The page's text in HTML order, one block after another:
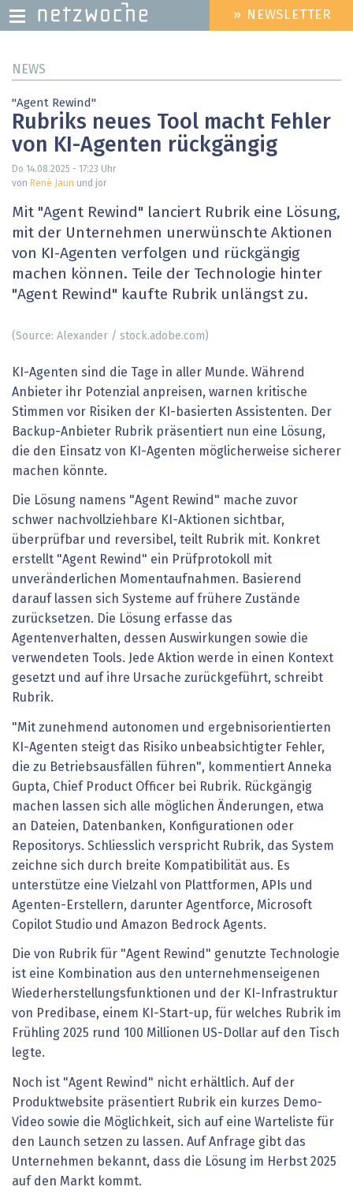
zum
HEADER
MENU
» NEWSLETTER
NEWS
"Agent Rewind"
Rubriks neues Tool macht Fehler
von KI-Agenten rückgängig
Do 14.08.2025 - 17:23 Uhr
von René Jaun und jor
Mit "Agent Rewind" lanciert Rubrik eine Lösung,
mit der Unternehmen unerwünschte Aktionen
von KI-Agenten verfolgen und rückgängig
machen können. Teile der Technologie hinter
"Agent Rewind" kaufte Rubrik unlängst zu.
(Source: Alexander / stock.adobe.com)
KI-Agenten sind die Tage in aller Munde. Während
Anbieter ihr Potenzial anpreisen, warnen kritische
Stimmen vor Risiken der KI-basierten Assistenten. Der
Backup-Anbieter Rubrik präsentiert nun eine Lösung,
die den Einsatz von KI-Agenten möglicherweise sicherer
machen könnte.
Die Lösung namens "Agent Rewind" mache zuvor
schwer nachvollziehbare KI-Aktionen sichtbar,
überprüfbar und reversibel, teilt Rubrik mit. Konkret
erstellt "Agent Rewind" ein Prüfprotokoll mit
unveränderlichen Momentaufnahmen. Basierend
darauf lassen sich Systeme auf frühere Zustände
zurücksetzen. Die Lösung erfasse das
Agentenverhalten, dessen Auswirkungen sowie die
verwendeten Tools. Jede Aktion werde in einen Kontext
gesetzt und auf ihre Ursache zurückgeführt, schreibt
Rubrik.
"Mit zunehmend autonomen und ergebnisorientierten
KI-Agenten steigt das Risiko unbeabsichtigter Fehler,
die zu Betriebsausfällen führen", kommentiert Anneka
Gupta, Chief Product Officer bei Rubrik. Rückgängig
machen lassen sich alle möglichen Änderungen, etwa
an Dateien, Datenbanken, Konfigurationen oder
Repositorys. Schliesslich verspricht Rubrik, das System
zeichne sich durch breite Kompatibilität aus. Es
unterstütze eine Vielzahl von Plattformen, APIs und
Agenten-Erstellern, darunter Agentforce, Microsoft
Copilot Studio und Amazon Bedrock Agents.
Die von Rubrik für "Agent Rewind" genutzte Technologie
ist eine Kombination aus den unternehmenseigenen
Wiederherstellungsfunktionen und der KI-Infrastruktur
von Predibase, einem KI-Start-up, für welches Rubrik im
Frühling 2025 rund 100 Millionen US-Dollar auf den Tisch
legte.
Noch ist "Agent Rewind" nicht erhältlich. Auf der
Produktwebsite präsentiert Rubrik ein kurzes Demo-
Video sowie die Möglichkeit, sich auf eine Warteliste für
den Launch setzen zu lassen. Auf Anfrage gibt das
Unternehmen bekannt, dass die Lösung im Herbst 2025
auf den Markt kommt.